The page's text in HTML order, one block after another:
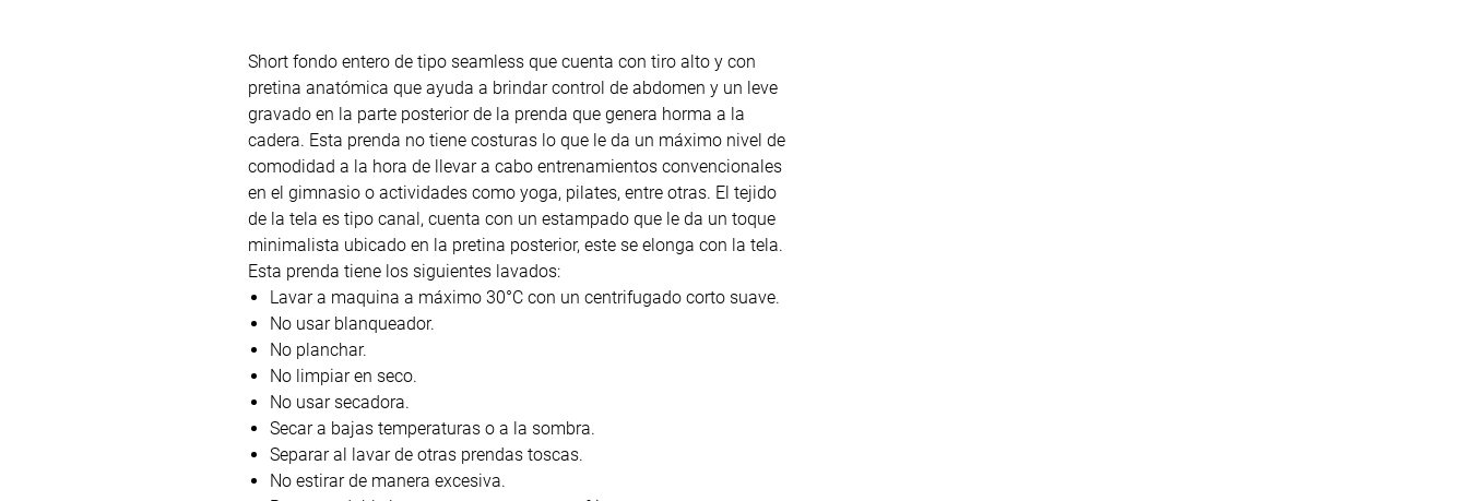
Short fondo entero de tipo seamless que cuenta con tiro alto y con
pretina anatómica que ayuda a brindar control de abdomen y un leve
gravado en la parte posterior de la prenda que genera horma a la
cadera. Esta prenda no tiene costuras lo que le da un máximo nivel de
comodidad a la hora de llevar a cabo entrenamientos convencionales
en el gimnasio o actividades como yoga, pilates, entre otras. El tejido
de la tela es tipo canal, cuenta con un estampado que le da un toque
minimalista ubicado en la pretina posterior, este se elonga con la tela.
Esta prenda tiene los siguientes lavados:
Lavar a maquina a máximo 30°C con un centrifugado corto suave.
No usar blanqueador.
No planchar.
No limpiar en seco.
No usar secadora.
Secar a bajas temperaturas o a la sombra.
Separar al lavar de otras prendas toscas.
No estirar de manera excesiva.